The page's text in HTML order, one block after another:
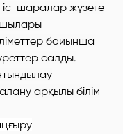
шаралар жүзеге
бойынша
салды.
арқылы білім